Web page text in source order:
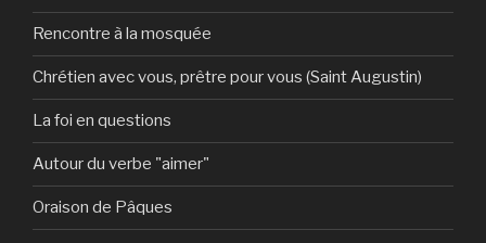
Rencontre à la mosquée
Chrétien avec vous, prêtre pour vous (Saint Augustin)
La foi en questions
Autour du verbe "aimer"
Oraison de Pâques